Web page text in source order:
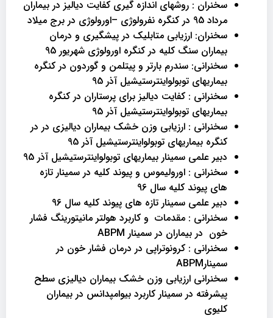
سخنران : روشهای اندازه گیری کفایت دیالیز در بیماران
مرداد 95 در کنگره نفرولوژی –اورولوژی در برج میلاد
سخنران: ارزیابی متابلیک در پیشگیری و درمان
بیماران سنگ کلیه در کنگره اورولوژی شهریور 95
سخنرانی: سندرم بارتر و پیتلمن و گوردون در کنگره
بیماریهای توبولواینترستیشیل آذر 95
سخنرانی : کفایت دیالیز برای پرستاران در کنگره
بیماریهای توبولواینترستیشیل آذر 95
سخنرانی : ارزیابی وزن خشک بیماران دیالیزی در در
کنگره بیماریهای توبولواینترستیشیل آذر 95
دبیر علمی سمینار بیماریهای توبولواینترستیشیل آذر 95
سخنرانی : اورولیموس و پیوند کلیه در سمینار تازه
های پیوند کلیه سال 96
دبیر علمی سمینار تازه های پیوند کلیه سال 96
سخنرانی : مقدمات و کاربرد هولتر مانیتورینگ فشار
خون در بیماران در سمینار ABPM
سخنرانی : کرونوتراپی در درمان فشار خون در
سمینارABPM
سخنرانی ارزیابی وزن خشک بیماران دیالیزی سطح
پیشرفته در سمینار کاربرد بیوامپدانس در بیماران
کلیوی